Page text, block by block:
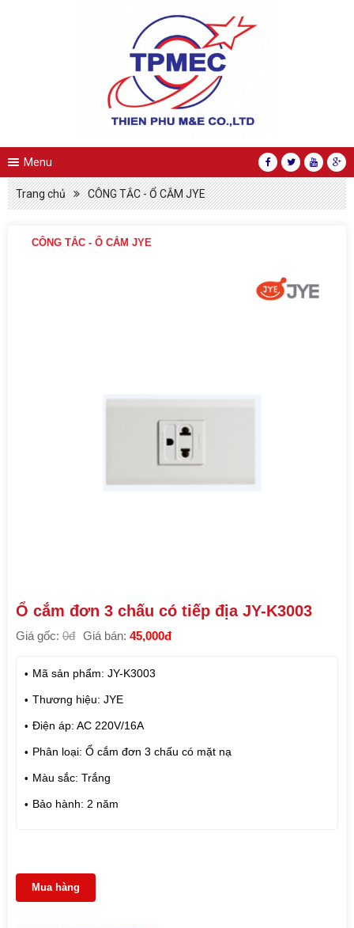
Menu
Trang chủ CÔNG TẮC - Ổ CẮM JYE
CÔNG TẮC - Ổ CẮM JYE
Ổ cắm đơn 3 chấu có tiếp địa JY-K3003
Giá gốc: 0đ Giá bán: 45,000đ
Mã sản phẩm: JY-K3003
Thương hiệu: JYE
Điện áp: AC 220V/16A
Phân loại: Ổ cắm đơn 3 chấu có mặt nạ
Màu sắc: Trắng
Bảo hành: 2 năm
Mua hàng